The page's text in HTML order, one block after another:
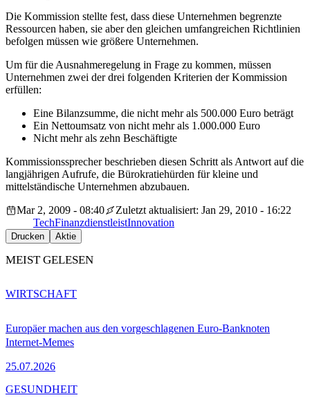
Die Kommission stellte fest, dass diese Unternehmen begrenzte
Ressourcen haben, sie aber den gleichen umfangreichen Richtlinien
befolgen müssen wie größere Unternehmen.
Um für die Ausnahmeregelung in Frage zu kommen, müssen
Unternehmen zwei der drei folgenden Kriterien der Kommission
erfüllen:
Eine Bilanzsumme, die nicht mehr als 500.000 Euro beträgt
Ein Nettoumsatz von nicht mehr als 1.000.000 Euro
Nicht mehr als zehn Beschäftigte
Kommissionssprecher beschrieben diesen Schritt als Antwort auf die
langjährigen Aufrufe, die Bürokratiehürden für kleine und
mittelständische Unternehmen abzubauen.
Mar 2, 2009 - 08:40
Zuletzt aktualisiert: Jan 29, 2010 - 16:22
TechFinanzdienstleistInnovation
Drucken Aktie
MEIST GELESEN
Europäer machen aus den vorgeschlagenen Euro-Banknoten
Internet-Memes
25.07.2026
WIRTSCHAFT
GESUNDHEIT